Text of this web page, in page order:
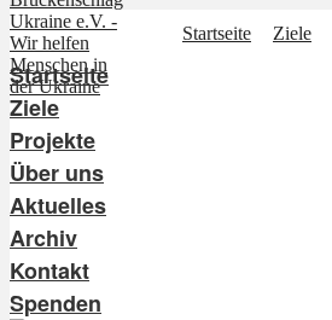
Startseite Ziele
Startseite
Ziele
Projekte
Über uns
Aktuelles
Archiv
Kontakt
Spenden